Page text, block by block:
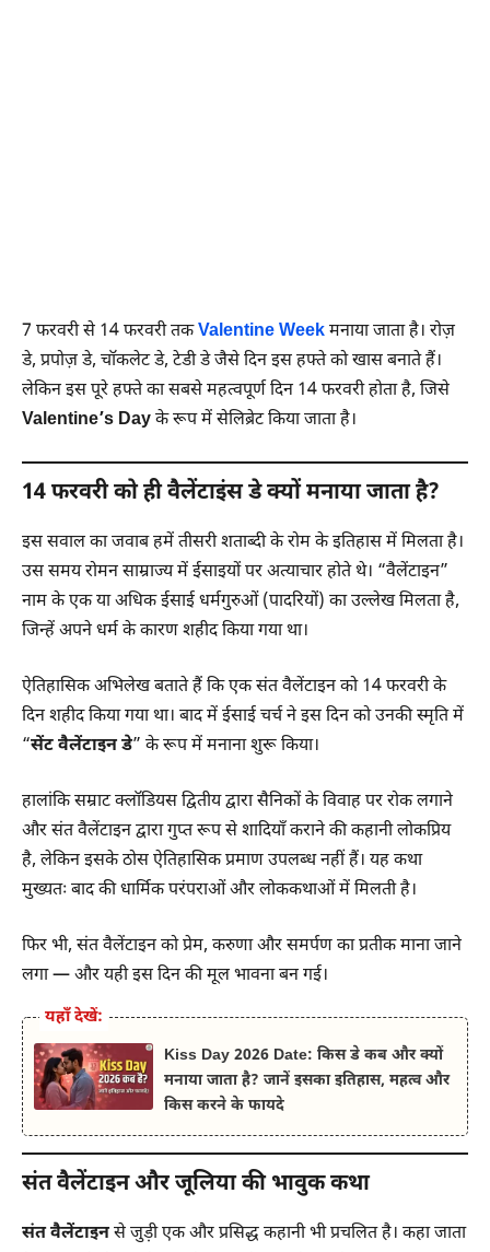
7 फरवरी से 14 फरवरी तकValentine Weekमनाया जाता है। रोज़
डे, प्रपोज़ डे, चॉकलेट डे, टेडी डे जैसे दिन इस हफ्ते को खास बनाते हैं।
लेकिन इस पूरे हफ्ते का सबसे महत्वपूर्ण दिन 14 फरवरी होता है, जिसे
Valentine’s Dayके रूप में सेलिब्रेट किया जाता है।
14 फरवरी को ही वैलेंटाइंस डे क्यों मनाया जाता है?
इस सवाल का जवाब हमें तीसरी शताब्दी के रोम के इतिहास में मिलता है।
उस समय रोमन साम्राज्य में ईसाइयों पर अत्याचार होते थे। “वैलेंटाइन”
नाम के एक या अधिक ईसाई धर्मगुरुओं (पादरियों) का उल्लेख मिलता है,
जिन्हें अपने धर्म के कारण शहीद किया गया था।
ऐतिहासिक अभिलेख बताते हैं कि एक संत वैलेंटाइन को 14 फरवरी के
दिन शहीद किया गया था। बाद में ईसाई चर्च ने इस दिन को उनकी स्मृति में
“सेंट वैलेंटाइन डे” के रूप में मनाना शुरू किया।
हालांकि सम्राट क्लॉडियस द्वितीय द्वारा सैनिकों के विवाह पर रोक लगाने
और संत वैलेंटाइन द्वारा गुप्त रूप से शादियाँ कराने की कहानी लोकप्रिय
है, लेकिन इसके ठोस ऐतिहासिक प्रमाण उपलब्ध नहीं हैं। यह कथा
मुख्यतः बाद की धार्मिक परंपराओं और लोककथाओं में मिलती है।
फिर भी, संत वैलेंटाइन को प्रेम, करुणा और समर्पण का प्रतीक माना जाने
लगा — और यही इस दिन की मूल भावना बन गई।
यहाँ देखें:
Kiss Day 2026 Date: किस डे कब और क्यों
मनाया जाता है? जानें इसका इतिहास, महत्व और
किस करने के फायदे
संत वैलेंटाइन और जूलिया की भावुक कथा
संत वैलेंटाइनसे जुड़ी एक और प्रसिद्ध कहानी भी प्रचलित है। कहा जाता